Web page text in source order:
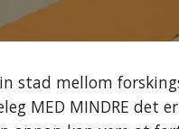
stad mellom
MED MINDRE